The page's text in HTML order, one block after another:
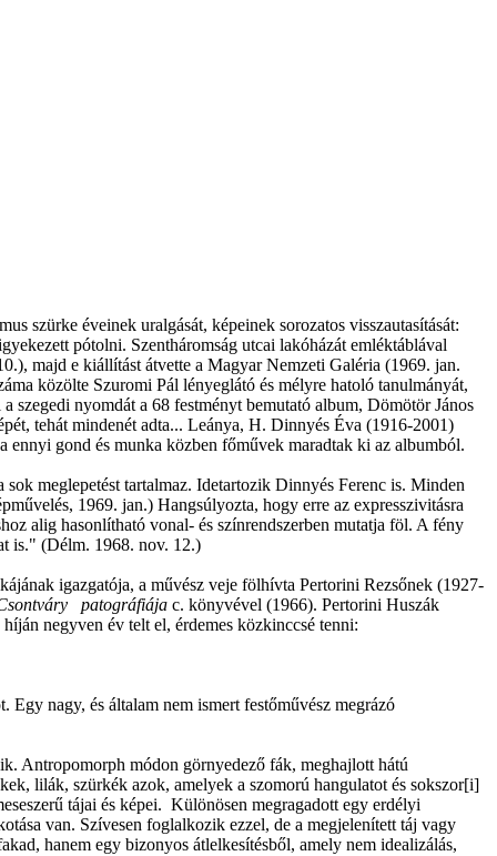
szürke éveinek uralgását, képeinek sorozatos visszautasítását:
pótolni. Szentháromság utcai lakóházát emléktáblával
majd e kiállítást átvette a Magyar Nemzeti Galéria (1969. jan.
közölte Szuromi Pál lényeglátó és mélyre hatoló tanulmányát,
szegedi nyomdát a 68 festményt bemutató album, Dömötör János
tehát mindenét adta... Leánya, H. Dinnyés Éva (1916-2001)
ennyi gond és munka közben főművek maradtak ki az albumból.
meglepetést tartalmaz. Idetartozik Dinnyés Ferenc is. Minden
1969. jan.) Hangsúlyozta, hogy erre az expresszivitásra
alig hasonlítható vonal- és színrendszerben mutatja föl. A fény
is." (Délm. 1968. nov. 12.)
igazgatója, a művész veje fölhívta Pertorini Rezsőnek (1927-
patográfiája c. könyvével (1966). Pertorini Huszák
negyven év telt el, érdemes közkinccsé tenni:
nagy, és általam nem ismert festőművész megrázó
Antropomorph módon görnyedező fák, meghajlott hátú
lilák, szürkék azok, amelyek a szomorú hangulatot és sokszor[i]
tájai és képei. Különösen megragadott egy erdélyi
van. Szívesen foglalkozik ezzel, de a megjelenített táj vagy
hanem egy bizonyos átlelkesítésből, amely nem idealizálás,